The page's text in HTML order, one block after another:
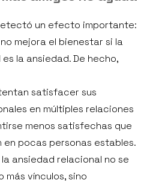
un efecto importante:
mejora el bienestar si la
la ansiedad. De hecho,
satisfacer sus
en múltiples relaciones
menos satisfechas que
en pocas personas estables.
ansiedad relacional no se
más vínculos, sino